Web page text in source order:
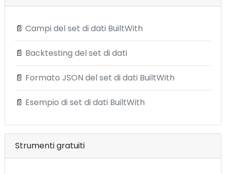
📄 Campi del set di dati BuiltWith
📄 Backtesting del set di dati
📄 Formato JSON del set di dati BuiltWith
📄 Esempio di set di dati BuiltWith
Strumenti gratuiti